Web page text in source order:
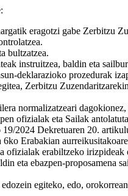
eragotzi gabe Zerbitzu
bultzatzea.
instruitzea, baldin eta
deklarazioko prozedurak
Zerbitzu
normalizatzeari
ofizialak eta Sailak
2024 Dekretuaren 20.
Erabakian
ofizialak erabiltzeko irizpideak
eta ebazpen-proposamena
egiteko, edo,